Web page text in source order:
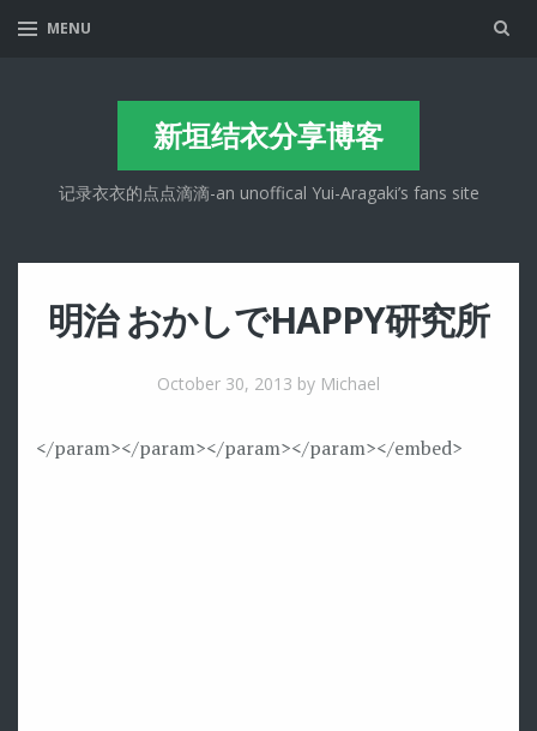
MENU
新垣结衣分享博客
记录衣衣的点点滴滴-an unoffical Yui-Aragaki’s fans site
明治 おかしでHAPPY研究所
October 30, 2013 by Michael
</param></param></param></param></embed>